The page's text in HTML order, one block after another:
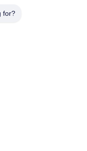
for?